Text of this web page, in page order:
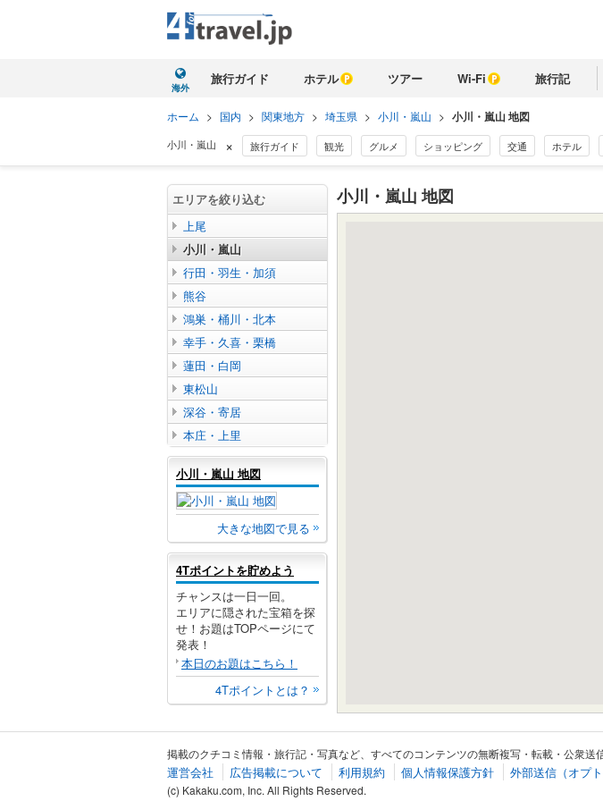
海外
旅行ガイド ホテル ツアー Wi-Fi 旅行記
ホーム > 国内 > 関東地方 > 埼玉県 > 小川・嵐山 > 小川・嵐山 地図
小川・嵐山 × 旅行ガイド 観光 グルメ ショッピング 交通 ホテル
小川・嵐山 地図
エリアを絞り込む
上尾
小川・嵐山
行田・羽生・加須
熊谷
鴻巣・桶川・北本
幸手・久喜・栗橋
蓮田・白岡
東松山
深谷・寄居
本庄・上里
小川・嵐山 地図
大きな地図で見る
4Tポイントを貯めよう
チャンスは一日一回。
エリアに隠された宝箱を探
せ！お題はTOPページにて
発表！
本日のお題はこちら！
4Tポイントとは？
掲載のクチコミ情報・旅行記・写真など、すべてのコンテンツの無断複写・転載・公衆送
運営会社 広告掲載について 利用規約 個人情報保護方針 外部送信（オプト
(c) Kakaku.com, Inc. All Rights Reserved.